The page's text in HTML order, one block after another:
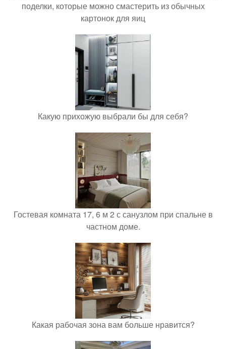
поделки, которые можно смастерить из обычных
картонок для яиц
Какую прихожую выбрали бы для себя?
Гостевая комната 17, 6 м 2 с санузлом при спальне в
частном доме.
Какая рабочая зона вам больше нравится?